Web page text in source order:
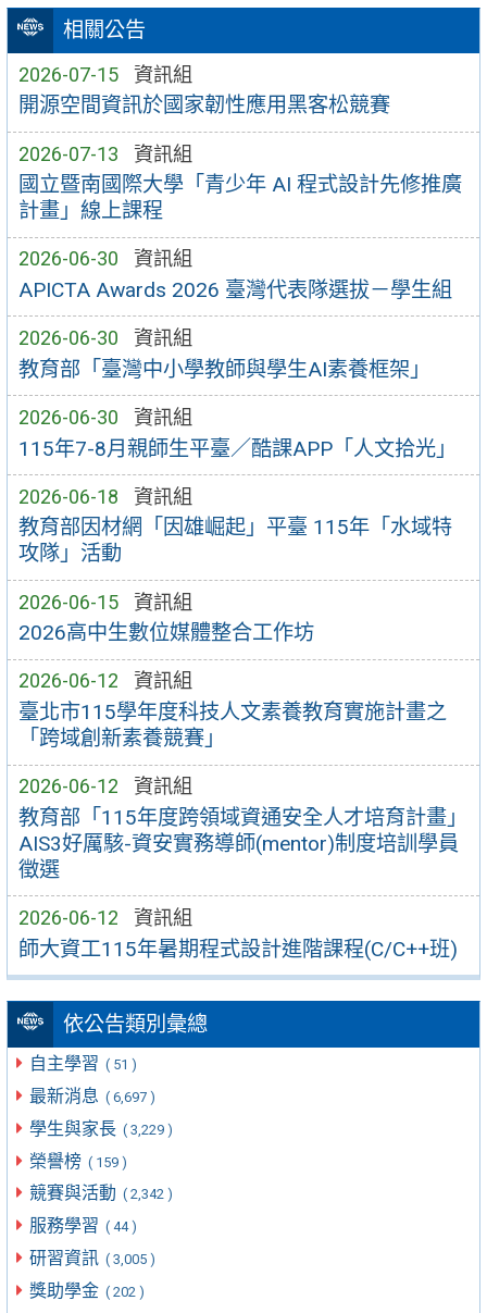
相關公告
2026-07-15 資訊組
開源空間資訊於國家韌性應用黑客松競賽
2026-07-13 資訊組
國立暨南國際大學「青少年 AI 程式設計先修推廣
計畫」線上課程
2026-06-30 資訊組
APICTA Awards 2026 臺灣代表隊選拔－學生組
2026-06-30 資訊組
教育部「臺灣中小學教師與學生AI素養框架」
2026-06-30 資訊組
115年7-8月親師生平臺／酷課APP「人文拾光」
2026-06-18 資訊組
教育部因材網「因雄崛起」平臺 115年「水域特
攻隊」活動
2026-06-15 資訊組
2026高中生數位媒體整合工作坊
2026-06-12 資訊組
臺北市115學年度科技人文素養教育實施計畫之
「跨域創新素養競賽」
2026-06-12 資訊組
教育部「115年度跨領域資通安全人才培育計畫」
AIS3好厲駭-資安實務導師(mentor)制度培訓學員
徵選
2026-06-12 資訊組
師大資工115年暑期程式設計進階課程(C/C++班)
依公告類別彙總
自主學習 ( 51 )
最新消息 ( 6,697 )
學生與家長 ( 3,229 )
榮譽榜 ( 159 )
競賽與活動 ( 2,342 )
服務學習 ( 44 )
研習資訊 ( 3,005 )
獎助學金 ( 202 )